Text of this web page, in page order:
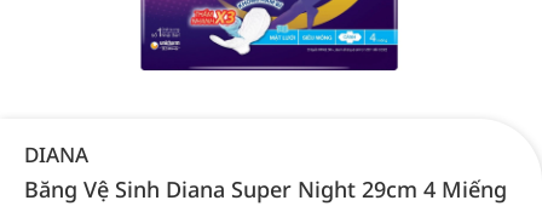
DIANA
Băng Vệ Sinh Diana Super Night 29cm 4 Miếng